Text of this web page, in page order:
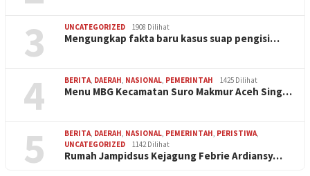
3 UNCATEGORIZED 1908 Dilihat
Mengungkap fakta baru kasus suap pengisi…
4 BERITA DAERAH NASIONAL PEMERINTAH 1425 Dilihat
Menu MBG Kecamatan Suro Makmur Aceh Sing…
5 BERITA DAERAH NASIONAL PEMERINTAH PERISTIWA
UNCATEGORIZED
1142 Dilihat
Rumah Jampidsus Kejagung Febrie Ardiansy…